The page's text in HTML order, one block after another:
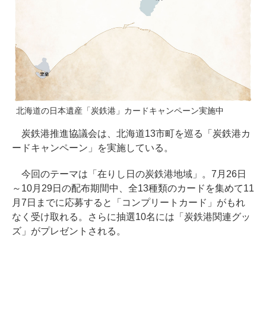
北海道の日本遺産「炭鉄港」カードキャンペーン実施中
炭鉄港推進協議会は、北海道13市町を巡る「炭鉄港カ
ードキャンペーン」を実施している。
今回のテーマは「在りし日の炭鉄港地域」。7月26日
～10月29日の配布期間中、全13種類のカードを集めて11
月7日までに応募すると「コンプリートカード」がもれ
なく受け取れる。さらに抽選10名には「炭鉄港関連グッ
ズ」がプレゼントされる。